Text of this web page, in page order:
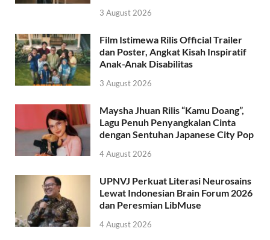
3 August 2026
Film Istimewa Rilis Official Trailer
dan Poster, Angkat Kisah Inspiratif
Anak-Anak Disabilitas
3 August 2026
Maysha Jhuan Rilis “Kamu Doang”,
Lagu Penuh Penyangkalan Cinta
dengan Sentuhan Japanese City Pop
4 August 2026
UPNVJ Perkuat Literasi Neurosains
Lewat Indonesian Brain Forum 2026
dan Peresmian LibMuse
4 August 2026